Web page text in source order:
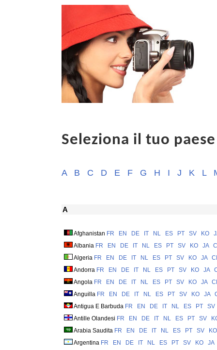
Seleziona il tuo paese
A B C D E F G H I J K L
A
Afghanistan FR EN DE IT NL ES PT SV KO
Albania FR EN DE IT NL ES PT SV KO JA
Algeria FR EN DE IT NL ES PT SV KO JA
Andorra FR EN DE IT NL ES PT SV KO JA
Angola FR EN DE IT NL ES PT SV KO JA
Anguilla FR EN DE IT NL ES PT SV KO JA
Antigua E Barbuda FR EN DE IT NL ES PT
SV
Antille Olandesi FR EN DE IT NL ES PT SV
Arabia Saudita FR EN DE IT NL ES PT SV
KO
Argentina FR EN DE IT NL ES PT SV KO
JA